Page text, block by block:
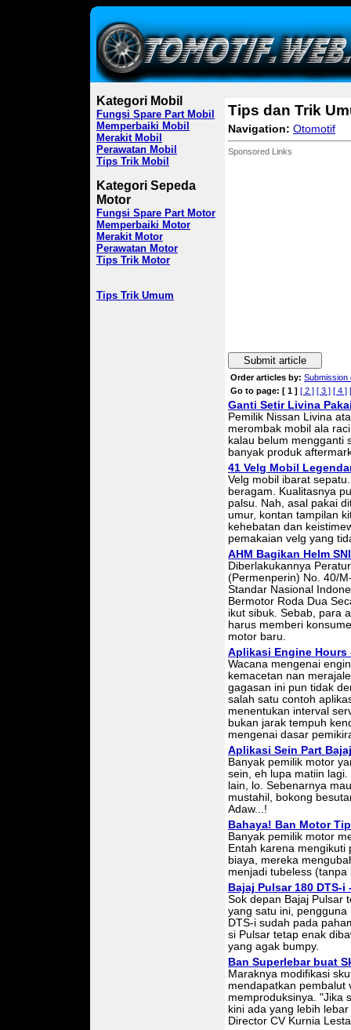
Kategori Mobil
Fungsi Spare Part Mobil
Memperbaiki Mobil
Merakit Mobil
Perawatan Mobil
Tips Trik Mobil
Kategori Sepeda
Motor
Fungsi Spare Part Motor
Memperbaiki Motor
Merakit Motor
Perawatan Motor
Tips Trik Motor
Tips Trik Umum
Tips dan Trik
Navigation: Otomotif
Sponsored Links
Submit article
Order articles by: Submission
Go to page: [ 1 ] [ 2 ] [ 3 ] [ 4 ]
Ganti Setir Livina
Pemilik Nissan Livina
merombak mobil ala
kalau belum mengganti
banyak produk
41 Velg Mobil
Velg mobil ibarat
beragam. Kualitasnya
palsu. Nah, asal pakai
umur, kontan tampilan
kehebatan dan
pemakaian velg yang
AHM Bagikan Helm SNI
Diberlakukannya
(Permenperin) No. 40/
Standar Nasional
Bermotor Roda Dua
ikut sibuk. Sebab, para
harus memberi
motor baru.
Aplikasi Engine Hours
Wacana mengenai
kemacetan nan
gagasan ini pun tidak
salah satu contoh
menentukan interval
bukan jarak tempuh
mengenai dasar
Aplikasi Sein Part
Banyak pemilik motor
sein, eh lupa matiin
lain, lo. Sebenarnya
mustahil, bokong
Adaw...!
Bahaya! Ban Motor
Banyak pemilik motor
Entah karena
biaya, mereka
menjadi tubeless (tanpa
Bajaj Pulsar 180 DTS-
Sok depan Bajaj Pulsar
yang satu ini,
DTS-i sudah pada
si Pulsar tetap enak
yang agak bumpy.
Ban Superlebar buat
Maraknya modifikasi
mendapatkan pembalut
memproduksinya. "Jika
kini ada yang lebih
Director CV Kurnia